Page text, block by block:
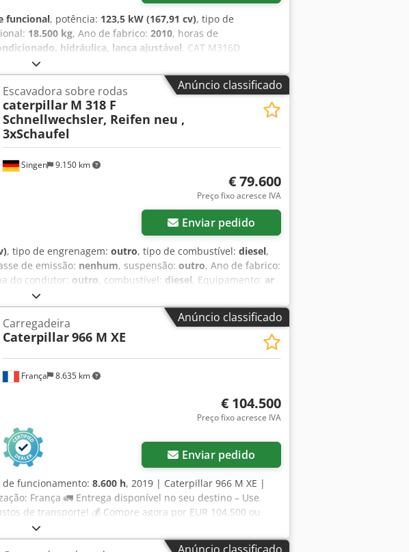
funcional, potência: 123,5 kW (167,91 cv), tipo de
18.500 kg, Ano de fabrico: 2010, horas de
hidráulica, lança ajustável, CAT M316D
123,5 kW, motor CAT de 6 cilindros 18.500 kg 30 km/h
Sppoajrf Ar condicionado automático Engate rápido
por joystick Todas as linhas hidráulicasAnúncio classificado
Singen 9.150 km
Escavadora sobre rodas
caterpillar M 318 F
Schnellwechsler, Reifen neu ,
3xSchaufel
€ 79.600
Preço fixo acresce IVA
Enviar pedido
, tipo de engrenagem: outro, tipo de combustível: diesel,
de emissão: nenhum, suspensão: outro, Ano de fabrico:
do condutor: outro, combustível: diesel, Equipamento: ar
atrás * Sistema de fixação rápida CAT CW-20-H.4.N. *
profundidade, 1,00 m + 0,50 m * Pneus novos ... Rádio,
de fixação rápida, veículo usado, motor a diesel, IVA
Anúncio classificado
França 8.635 km
Carregadeira
Caterpillar966 M XE
€ 104.500
Preço fixo acresce IVA
Enviar pedido
de funcionamento: 8.600 h, 2019 | Caterpillar 966 M XE |
França 🚛 Entrega disponível no seu destino – Use
de transporte! 💰 Compre agora por EUR 104.500 ou
por uma taxa acessível (sujeito à aprovação)* 👷‍♂️
de inspeção, 55 aprovados ✅ 1 com ressalva ℹ️ 0